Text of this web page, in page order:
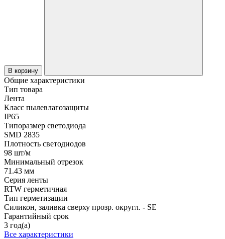
В корзину
Общие характеристики
Тип товара
Лента
Класс пылевлагозащиты
IP65
Типоразмер светодиода
SMD 2835
Плотность светодиодов
98 шт/м
Минимальный отрезок
71.43 мм
Серия ленты
RTW герметичная
Тип герметизации
Силикон, заливка сверху прозр. округл. - SE
Гарантийный срок
3 год(а)
Все характеристики